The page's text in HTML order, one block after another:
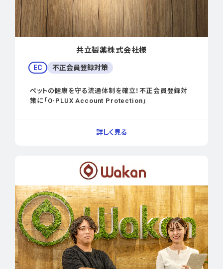
共立製薬株式会社様
EC 不正会員登録対策
ペットの健康を守る流通体制を確立！不正会員登録対
策に「O-PLUX Account Protection」